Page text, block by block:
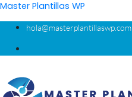
Ir
contenido
Master Plantillas WP
hola@masterplantillaswp.com